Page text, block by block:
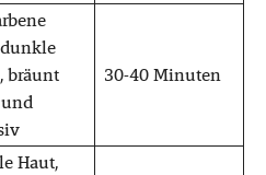
bräunt
30-40 Minuten
Haut,